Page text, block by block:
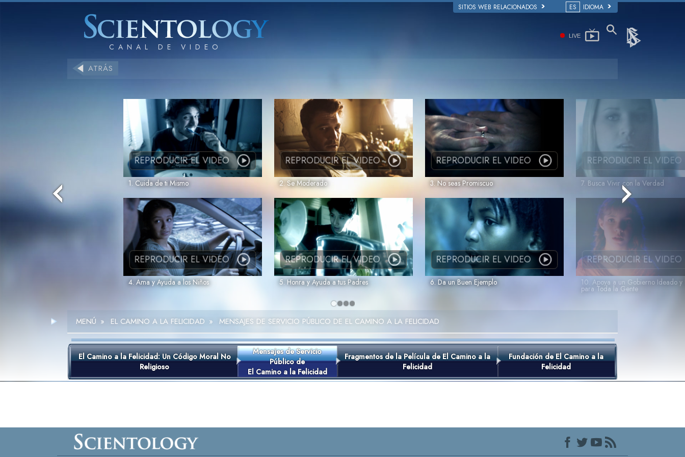
SITIOS WEB RELACIONADOS ES IDIOMA
LIVE
ATRÁS
REPRODUCIR EL VIDEO
1. Cuida de ti Mismo
REPRODUCIR EL VIDEO
2. Se Moderado
REPRODUCIR EL VIDEO
3. No seas Promiscuo
REPRODUCIR EL VIDEO
4. Ama y Ayuda a los Niños
REPRODUCIR EL VIDEO
5. Honra y Ayuda a tus Padres
REPRODUCIR EL VIDEO
6. Da un Buen Ejemplo
REPRODUCIR EL VIDEO
7. Busca Vivir con la Verdad
REPRODUCIR EL VIDEO
10. Apoya a un Gobierno Ideado
para Toda la Gente
MENÚ » EL CAMINO A LA FELICIDAD » MENSAJES DE SERVICIO PÚBLICO DE EL CAMINO A LA FELICIDAD
El Camino a la Felicidad: Un Código Moral No
Religioso
Mensajes de Servicio
Público de
El Camino a la Felicidad
Fragmentos de la Película de El Camino a la
Felicidad
Fundación de El Camino a la
Felicidad